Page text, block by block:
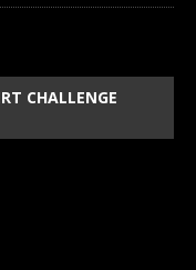
CHALLENGE